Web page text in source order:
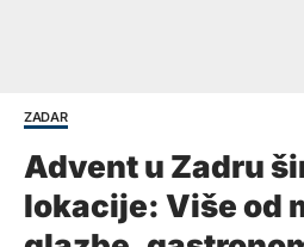
ZADAR
Advent u Zadru
lokacije: Više od